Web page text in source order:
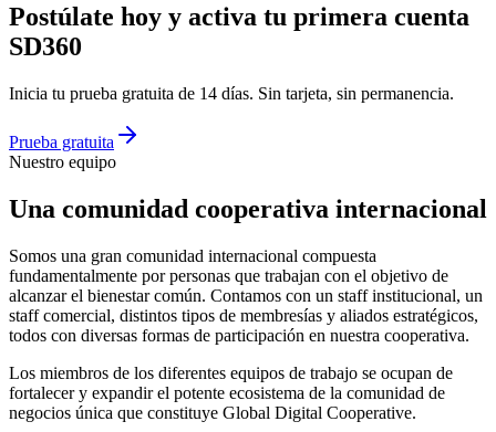
Postúlate hoy y activa tu primera cuenta
SD360
Inicia tu prueba gratuita de 14 días. Sin tarjeta, sin permanencia.
Prueba gratuita
Nuestro equipo
Una comunidad cooperativa internacional
Somos una gran comunidad internacional compuesta
fundamentalmente por personas que trabajan con el objetivo de
alcanzar el bienestar común. Contamos con un staff institucional, un
staff comercial, distintos tipos de membresías y aliados estratégicos,
todos con diversas formas de participación en nuestra cooperativa.
Los miembros de los diferentes equipos de trabajo se ocupan de
fortalecer y expandir el potente ecosistema de la comunidad de
negocios única que constituye Global Digital Cooperative.